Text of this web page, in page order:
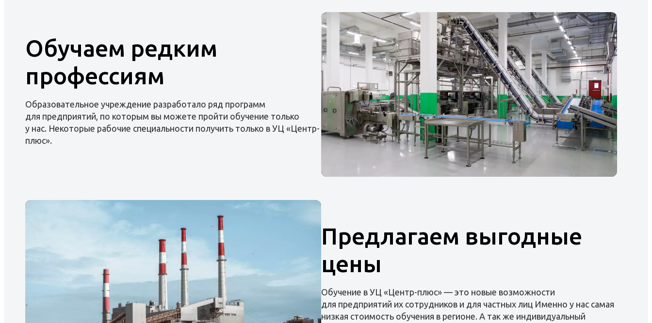
Обучаем редким
профессиям
Образовательное учреждение разработало ряд программ
для предприятий, по которым вы можете пройти обучение только
у нас. Некоторые рабочие специальности получить только в УЦ «Центр-
плюс».
Предлагаем выгодные
цены
Обучение в УЦ «Центр-плюс» — это новые возможности
для предприятий их сотрудников и для частных лиц Именно у нас самая
низкая стоимость обучения в регионе. А так же индивидуальный